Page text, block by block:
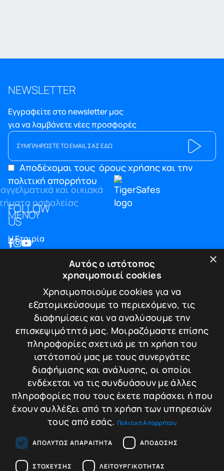
NEWSLETTER
Εγγραφείτε στο newsletter μας
για να λαμβάνετε νέες προσφορές
Αποδέχομαι τους όρους χρήσης και την
πολιτική απορρήτου
FOLLOW
US
ΜΕΝΟΥ
Η Εταιρία
ΠΛΗΡΟΦΟΡΙΕΣ
Υπηρεσίες
Πιστοποιήσεις
Πολιτική απορρήτου
Τρόποι πληρωμής
Πολιτική Επιστροφών / Ακυρώσεων
ΕΠΙΚΟΙΝΩΝΙΑ
Λεωφ. Κωνσταντίνου Καραμανλή 174
Τ.Κ. 542 48 - Θεσσαλονίκη
T.+30.2310.30.39.35T.+30.2310.220.221
E.info@tigersafes.gr
×
Αυτός ο ιστότοπος
χρησιμοποιεί cookies
Χρησιμοποιούμε cookies για να
εξατομικεύσουμε το περιεχόμενο, τις
διαφημίσεις και να αναλύσουμε την
επισκεψιμότητά μας. Μοιραζόμαστε επίσης
πληροφορίες σχετικά με τη χρήση του
ιστότοπού μας με τους συνεργάτες
διαφήμισης και ανάλυσης, οι οποίοι
ενδέχεται να τις συνδυάσουν με άλλες
πληροφορίες που τους έχετε παράσχει ή που
έχουν συλλέξει από τη χρήση των υπηρεσιών
τους από εσάς. Πολιτική Απορρήτου
ΑΠΟΛΎΤΩΣ ΑΠΑΡΑΊΤΗΤΑ ΑΠΌΔΟΣΗΣ
ΣΤΌΧΕΥΣΗΣ ΛΕΙΤΟΥΡΓΙΚΌΤΗΤΑΣ